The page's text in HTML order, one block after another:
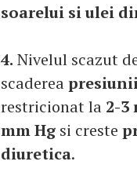
soarelui si ulei
4. Nivelul scazut
scaderea
restricionat la 2-3
mm Hg si creste
diuretica.